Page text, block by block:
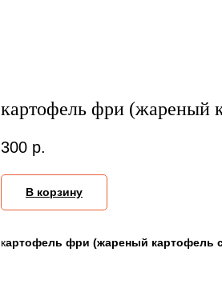
картофель фри (жареный
300 р.
В корзину
картофель фри (жареный картофель